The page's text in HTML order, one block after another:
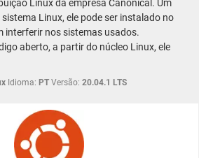
Linux da empresa Canonical. Um
Linux, ele pode ser instalado no
interferir nos sistemas usados.
aberto, a partir do núcleo Linux, ele
Idioma: PT Versão: 20.04.1 LTS